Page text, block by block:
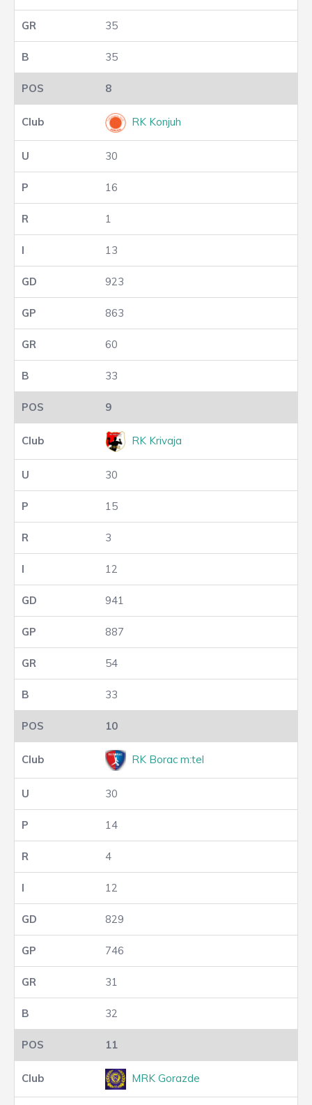
35
35
8
RK Konjuh
30
16
1
13
923
863
60
33
9
RK Krivaja
30
15
3
12
941
887
54
33
10
RK Borac m:tel
30
14
4
12
829
746
31
32
11
MRK Gorazde